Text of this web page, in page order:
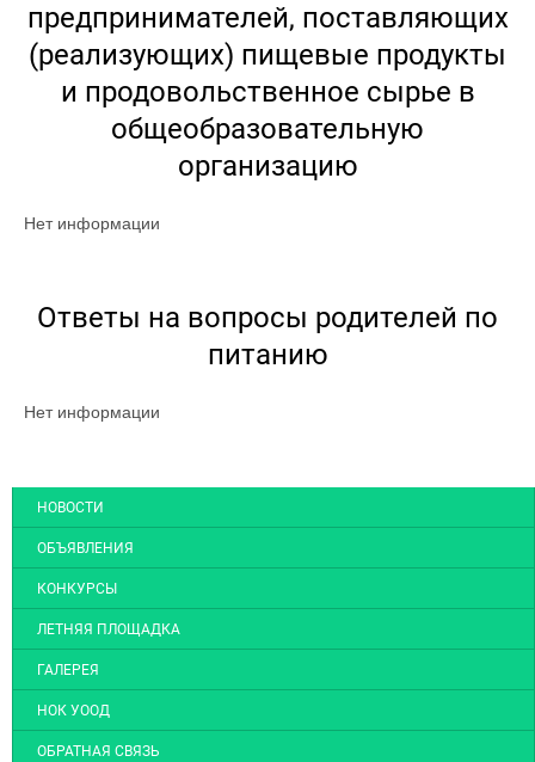
предпринимателей, поставляющих
(реализующих) пищевые продукты
и продовольственное сырье в
общеобразовательную
организацию
Нет информации
Ответы на вопросы родителей по
питанию
Нет информации
НОВОСТИ
ОБЪЯВЛЕНИЯ
КОНКУРСЫ
ЛЕТНЯЯ ПЛОЩАДКА
ГАЛЕРЕЯ
НОК УООД
ОБРАТНАЯ СВЯЗЬ